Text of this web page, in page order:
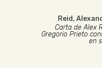
Reid,
Carta de Alex
Gregorio Prieto
en